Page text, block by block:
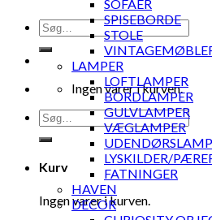
Søg
efter:
Ingen varer i kurven.
Søg
efter:
Kurv
Ingen varer i kurven.
SOFAER
SPISEBORDE
STOLE
LAMPER
LOFTLAMPER
BORDLAMPER
GULVLAMPER
VÆGLAMPER
LYSKILDER/
FATNINGER
HAVEN
DECOR